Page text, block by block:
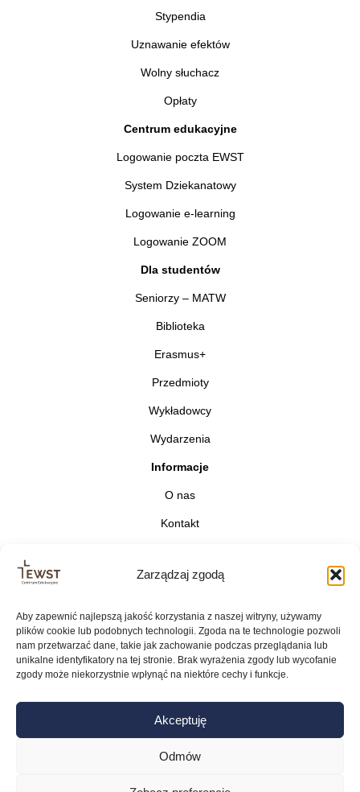
Zarządzaj zgodą
Aby zapewnić najlepszą jakość korzystania z naszej witryny, używamy
plików cookie lub podobnych technologii. Zgoda na te technologie pozwoli
nam przetwarzać dane, takie jak zachowanie podczas przeglądania lub
unikalne identyfikatory na tej stronie. Brak wyrażenia zgody lub wycofanie
zgody może niekorzystnie wpłynąć na niektóre cechy i funkcje.
Akceptuję
Odmów
Stypendia
Uznawanie efektów
Wolny słuchacz
Opłaty
Centrum edukacyjne
Logowanie poczta EWST
System Dziekanatowy
Logowanie e-learning
Logowanie ZOOM
Dla studentów
Seniorzy – MATW
Biblioteka
Erasmus+
Przedmioty
Wykładowcy
Wydarzenia
Informacje
O nas
Kontakt
BIP
Deklaracja dostępności
Polityka prywatności
Przetwarzanie danych osobowych